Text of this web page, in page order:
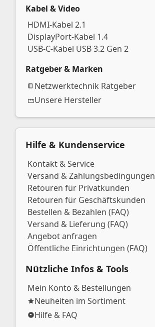
Kabel & Video
HDMI-Kabel 2.1
DisplayPort-Kabel 1.4
USB-C-Kabel USB 3.2 Gen 2
Ratgeber & Marken
Netzwerktechnik Ratgeber
Unsere Hersteller
Hilfe & Kundenservice
Kontakt & Service
Versand & Zahlungsbedingungen
Retouren für Privatkunden
Retouren für Geschäftskunden
Bestellen & Bezahlen (FAQ)
Versand & Lieferung (FAQ)
Angebot anfragen
Öffentliche Einrichtungen (FAQ)
Nützliche Infos & Tools
Mein Konto & Bestellungen
Neuheiten im Sortiment
Hilfe & FAQ